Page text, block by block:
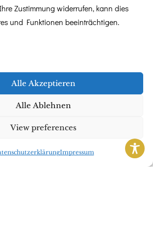
Zustimmung widerrufen, kann dies
und Funktionen beeinträchtigen.
Alle Akzeptieren
Alle Ablehnen
View preferences
Impressum